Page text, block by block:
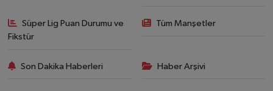
Süper Lig Puan Durumu ve
Fikstür
Tüm Manşetler
Son Dakika Haberleri Haber Arşivi